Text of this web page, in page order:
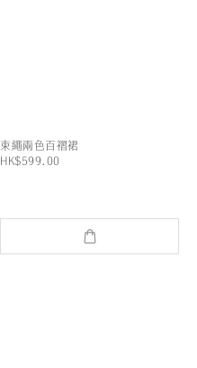
束繩兩色百褶裙
HK$599.00